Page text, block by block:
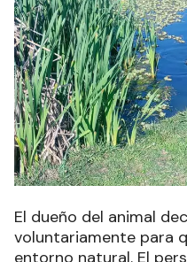
El dueño del animal
voluntariamente para
entorno natural. El